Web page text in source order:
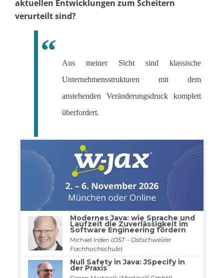
aktuellen Entwicklungen zum Scheitern
verurteilt sind?
Aus meiner Sicht sind klassische
Unternehmensstrukturen mit dem
anstehenden Veränderungsdruck komplett
überfordert.